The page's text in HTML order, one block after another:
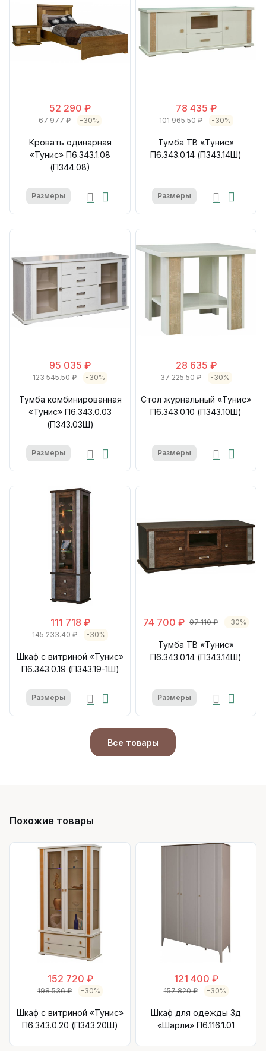
52 290 ₽
67 977 ₽ -30%
Кровать одинарная
«Тунис» П6.343.1.08
(П344.08)
Размеры
78 435 ₽
101 965.50 ₽ -30%
Тумба ТВ «Тунис»
П6.343.0.14 (П343.14Ш)
Размеры
95 035 ₽
123 545.50 ₽ -30%
Тумба комбинированная
«Тунис» П6.343.0.03
(П343.03Ш)
Размеры
28 635 ₽
37 225.50 ₽ -30%
Стол журнальный «Тунис»
П6.343.0.10 (П343.10Ш)
Размеры
111 718 ₽
145 233.40 ₽ -30%
Шкаф с витриной «Тунис»
П6.343.0.19 (П343.19-1Ш)
Размеры
74 700 ₽ 97 110 ₽ -30%
Тумба ТВ «Тунис»
П6.343.0.14 (П343.14Ш)
Размеры
Все товары
Похожие товары
152 720 ₽
198 536 ₽ -30%
Шкаф с витриной «Тунис»
П6.343.0.20 (П343.20Ш)
121 400 ₽
157 820 ₽ -30%
Шкаф для одежды 3д
«Шарли» П6.116.1.01